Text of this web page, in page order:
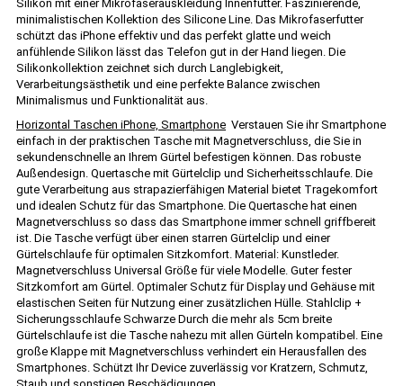
Silikon mit einer Mikrofaserauskleidung Innenfutter. Faszinierende,
minimalistischen Kollektion des Silicone Line. Das Mikrofaserfutter
schützt das iPhone effektiv und das perfekt glatte und weich
anfühlende Silikon lässt das Telefon gut in der Hand liegen. Die
Silikonkollektion zeichnet sich durch Langlebigkeit,
Verarbeitungsästhetik und eine perfekte Balance zwischen
Minimalismus und Funktionalität aus.
Horizontal Taschen iPhone, Smartphone Verstauen Sie ihr Smartphone
einfach in der praktischen Tasche mit Magnetverschluss, die Sie in
sekundenschnelle an Ihrem Gürtel befestigen können. Das robuste
Außendesign. Quertasche mit Gürtelclip und Sicherheitsschlaufe. Die
gute Verarbeitung aus strapazierfähigen Material bietet Tragekomfort
und idealen Schutz für das Smartphone. Die Quertasche hat einen
Magnetverschluss so dass das Smartphone immer schnell griffbereit
ist. Die Tasche verfügt über einen starren Gürtelclip und einer
Gürtelschlaufe für optimalen Sitzkomfort. Material: Kunstleder.
Magnetverschluss Universal Größe für viele Modelle. Guter fester
Sitzkomfort am Gürtel. Optimaler Schutz für Display und Gehäuse mit
elastischen Seiten für Nutzung einer zusätzlichen Hülle. Stahlclip +
Sicherungsschlaufe Schwarze Durch die mehr als 5cm breite
Gürtelschlaufe ist die Tasche nahezu mit allen Gürteln kompatibel. Eine
große Klappe mit Magnetverschluss verhindert ein Herausfallen des
Smartphones. Schützt Ihr Device zuverlässig vor Kratzern, Schmutz,